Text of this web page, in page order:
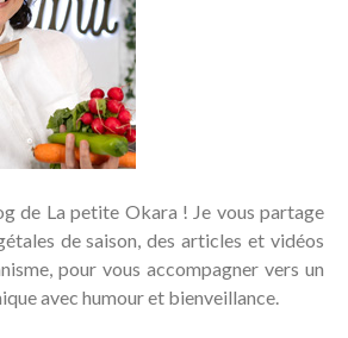
de La petite Okara ! Je vous partage
de saison, des articles et vidéos
pour vous accompagner vers un
avec humour et bienveillance.